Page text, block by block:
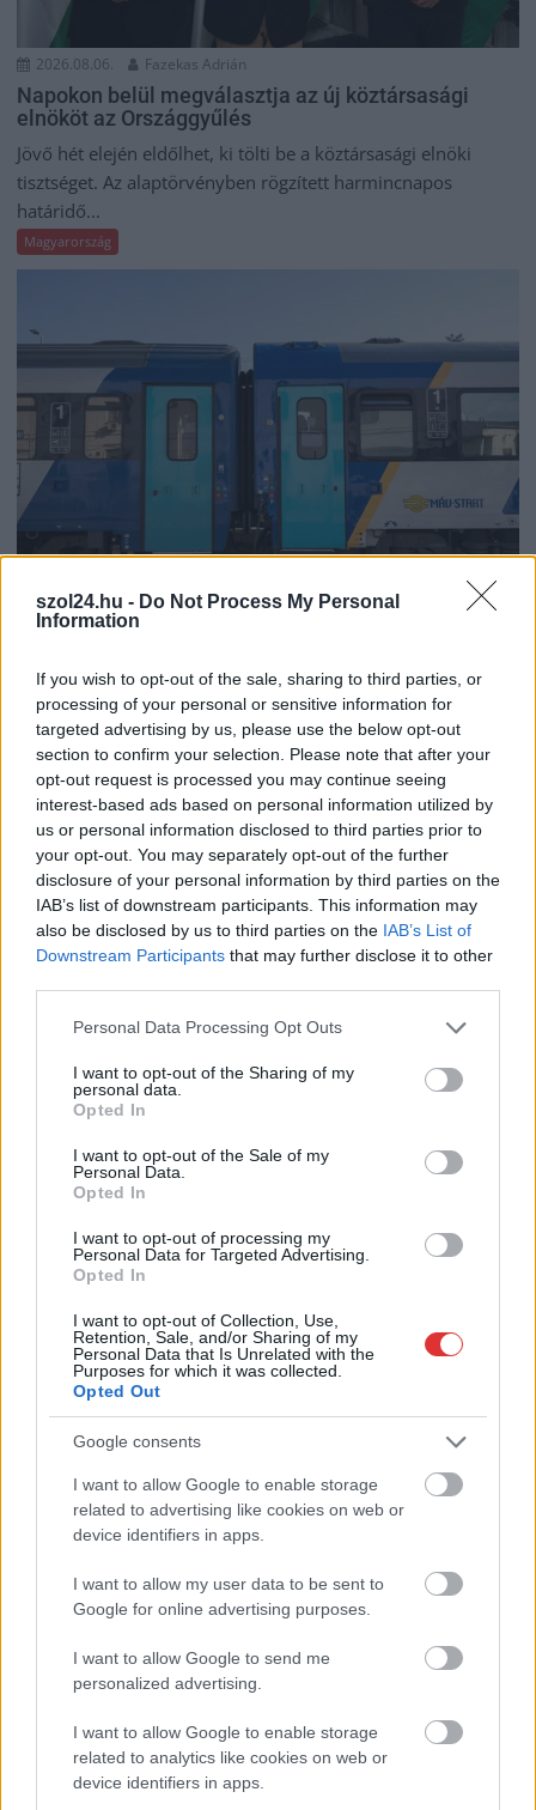
szol24.hu - Do Not Process My Personal
Information
If you wish to opt-out of the sale, sharing to third parties, or
processing of your personal or sensitive information for
targeted advertising by us, please use the below opt-out
section to confirm your selection. Please note that after your
opt-out request is processed you may continue seeing
interest-based ads based on personal information utilized by
us or personal information disclosed to third parties prior to
your opt-out. You may separately opt-out of the further
disclosure of your personal information by third parties on the
IAB’s list of downstream participants. This information may
also be disclosed by us to third parties on the IAB’s List of
Downstream Participants that may further disclose it to other
Please note that this website/app uses one or more Google
not limited to your visit or usage behaviour. You may click to
grant or deny consent to Google and its third-party tags to
use your data for below specified purposes in below Google
consent section.
Personal Data Processing Opt Outs
I want to opt-out of the Sharing of my
personal data.
Opted In
I want to opt-out of the Sale of my
Personal Data.
Opted In
I want to opt-out of processing my
Personal Data for Targeted Advertising.
Opted In
I want to opt-out of Collection, Use,
Retention, Sale, and/or Sharing of my
Personal Data that Is Unrelated with the
Purposes for which it was collected.
Opted Out
Google consents
I want to allow Google to enable storage
related to advertising like cookies on web or
device identifiers in apps.
I want to allow my user data to be sent to
Google for online advertising purposes.
I want to allow Google to send me
personalized advertising.
I want to allow Google to enable storage
related to analytics like cookies on web or
device identifiers in apps.
2026.08.06. Fazekas Adrián
Napokon belül megválasztja az új köztársasági
elnököt az Országgyűlés
Jövő hét elején eldőlhet, ki tölti be a köztársasági elnöki
tisztséget. Az alaptörvényben rögzített harmincnapos
határidő...
Magyarország
2026.08.06.
Kecskemét vasútvonal közlekedését
Akik csütörtök reggel a Szolnok és Kecskemét közötti
vasútvonalon tervezték az utazásukat, azoknak érdemes volt
indulás...
Magyarország
2026.08.06. Kiss Lajos
Egyszer fent, egyszer lent, így festett a Duna a két
évvel ezelőtti árvíz idején és így most –
fotógyűjtemény ugyanazokból a szögekből
Akik szeretik az előtte-utána képeket, azok számára
feltétlenül ajánlott ez a képgyűjtemény. Több helyszín
ugyanabból a...
Magyarország